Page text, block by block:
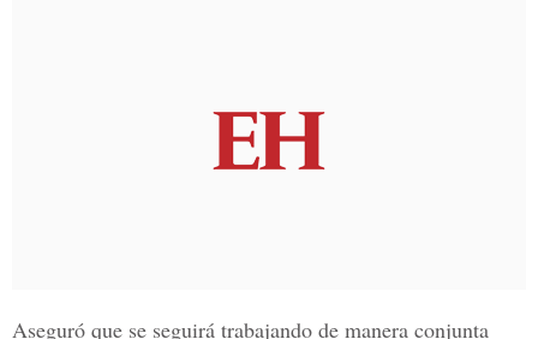
Aseguró que se seguirá trabajando de manera conjunta